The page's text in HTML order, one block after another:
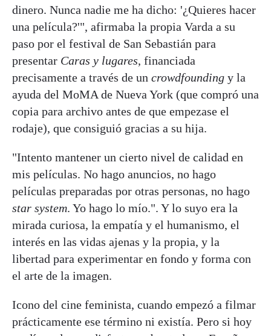
dinero. Nunca nadie me ha dicho: '¿Quieres hacer
una película?'", afirmaba la propia Varda a su
paso por el festival de San Sebastián para
presentar Caras y lugares, financiada
precisamente a través de un crowdfounding y la
ayuda del MoMA de Nueva York (que compró una
copia para archivo antes de que empezase el
rodaje), que consiguió gracias a su hija.
"Intento mantener un cierto nivel de calidad en
mis películas. No hago anuncios, no hago
películas preparadas por otras personas, no hago
star system. Yo hago lo mío.". Y lo suyo era la
mirada curiosa, la empatía y el humanismo, el
interés en las vidas ajenas y la propia, y la
libertad para experimentar en fondo y forma con
el arte de la imagen.
Icono del cine feminista, cuando empezó a filmar
prácticamente ese término ni existía. Pero si hoy